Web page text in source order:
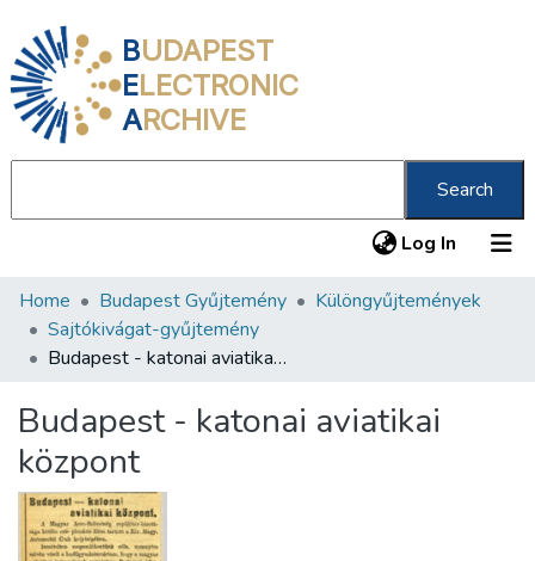
BUDAPEST
ELECTRONIC
ARCHIVE
Search
Log In (current)
Communities & Collections
All of DSpace
About us
Home Budapest Gyűjtemény
Különgyűjtemények
Sajtókivágat-gyűjtemény
Budapest - katonai aviatikai központ
Budapest - katonai aviatikai
központ